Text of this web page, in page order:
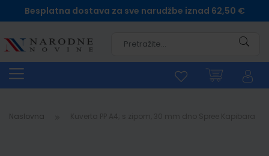
Besplatna dostava za sve narudžbe iznad 62,50 €
Naslovna